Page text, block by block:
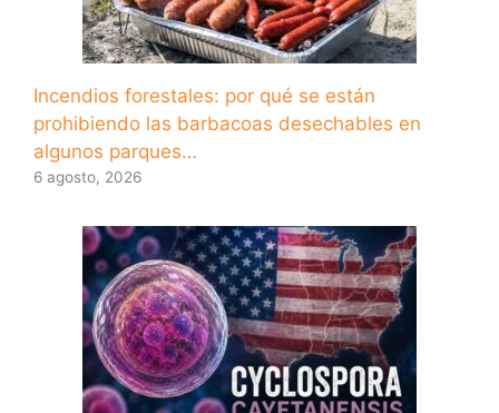
Incendios forestales: por qué se están
prohibiendo las barbacoas desechables en
algunos parques…
6 agosto, 2026